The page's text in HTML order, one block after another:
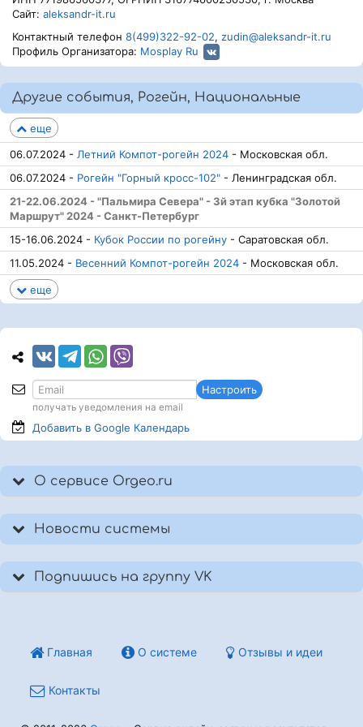
вело – Оба пола в команде 55 лет и старше – до 4 чел.
- МЖ команды моложе 23 лет, 6 часов на вело
– Оба пола в команде до 23 лет – до 4 чел.
МЖ6Р – до 4 чел.
- МЖ команды, 6 часов на малых колёсах – Оба
МЖ6Р_В – до 4 чел. - МЖ команды 45 лет и старше, 6ч.на малых
колёсах – Оба пола в команде 45 лет и старше – до 4 чел.
МЖ6Р_Ю – до 4 чел.
колёсах – Оба пола в команде – до 4 чел.
Р-Д3Б – до 10 чел. - Родители с детьми до 16 лет вкл. на 3 часа – до
10 чел.
Сайт: aleksandr-it.ru
Контактный телефон 8(499)322-92-02, zudin@aleksandr-it.ru
Профиль Организатора: Mosplay Ru
Другие события, Рогейн, Национальные
еще
06.07.2024 - Летний Компот-рогейн 2024 - Московская обл.
06.07.2024 - Рогейн "Горный кросс-102" - Ленинградская обл.
21-22.06.2024 - "Пальмира Севера" - 3й этап кубка "Золотой
Маршрут" 2024 - Санкт-Петербург
15-16.06.2024 - Кубок России по рогейну - Саратовская обл.
11.05.2024 - Весенний Компот-рогейн 2024 - Московская обл.
еще
Настроить
получать уведомления на email
Добавить в Google Календарь
О сервисе Orgeo.ru
Новости системы
Подпишись на группу VK
Главная О системе Отзывы и идеи
Контакты